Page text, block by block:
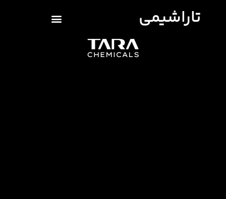
تاراشیمی